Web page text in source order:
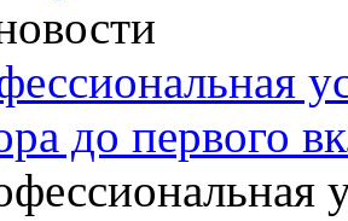
до первого